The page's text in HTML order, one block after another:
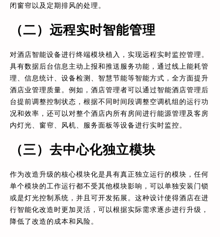
闭窗帘以及定期排风的处理。
（二）远程实时智能管理
对酒店智能设备进行终端模块植入，实现远程实时监控管理。
具有数据后台信息主动上报和推送服务功能，通过线上能耗管
理、信息统计、设备检测、智慧节能等智能方式，全方面提升
酒店业管理质量。例如，酒店管理者可以通过智能酒店管理后
台提前调整控制状态，根据不同时间段调整空调机组的运行功
况和效率，还可以对整个酒店内所有房间进行能源管理及客房
内灯光、窗帘、风机、服务面板等设备进行实时监控。
（三）去中心化独立模块
作为改造升级的核心模块化是具有真正独立运行的模块，任何
单个模块的工作运行都不受其他模块影响，可以单独安装门锁
或是灯光控制系统，并且可开发拓展。这种设计使得酒店在进
行智能化改造时更加灵活，可以根据实际需求逐步进行升级，
降低了改造的成本和风险。